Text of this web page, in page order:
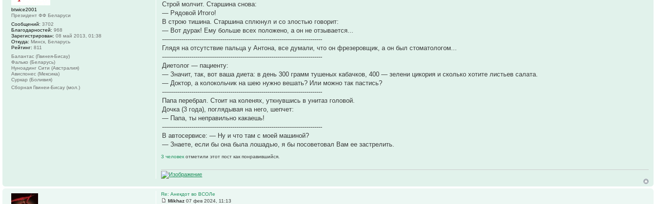
Строй молчит. Старшина снова:
— Рядовой Итого!
В строю тишина. Старшина сплюнул и со злостью говорит:
— Вот дурак! Ему больше всех положено, а он не отзывается...
----------------------------------------------------------------------------------
Глядя на отсутствие пальца у Антона, все думали, что он фрезеровщик, а он был стоматологом...
----------------------------------------------------------------------------------
Диетолог — пациенту:
— Значит, так, вот ваша диета: в день 300 грамм тушеных кабачков, 400 — зелени цикория и сколько хотите листьев салата.
— Доктор, а колокольчик на шею нужно вешать? Или можно так пастись?
----------------------------------------------------------------------------------
Папа перебрал. Стоит на коленях, уткнувшись в унитаз головой.
Дочка (3 года), поглядывая на него, шепчет:
— Папа, ты неправильно какаешь!
----------------------------------------------------------------------------------
В автосервисе: — Ну и что там с моей машиной?
— Знаете, если бы она была лошадью, я бы посоветовал Вам ее застрелить.
3 человекотметили этот пост как понравившийся.
btwice2001
Президент ФФ Беларуси
Сообщений: 3702
Благодарностей: 968
Зарегистрирован: 08 май 2013, 01:38
Откуда: Минск, Беларусь
Рейтинг: 811
Балантас (Гвинея-Бисау)
Фалько (Беларусь)
Нуноадинг Сити (Австралия)
Ависпонес (Мексика)
Суркар (Боливия)
Сборная Гвинеи-Бисау (мол.)
Re: Анекдот во ВСОЛе
Mikhaz 07 фев 2024, 11:13